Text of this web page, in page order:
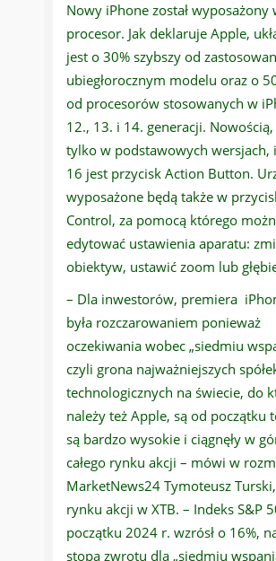
Nowy iPhone został wyposażony
procesor. Jak deklaruje Apple,
jest o 30% szybszy od
ubiegłorocznym modelu oraz o
od procesorów stosowanych w
12., 13. i 14. generacji.
tylko w podstawowych wersjach,
16 jest przycisk Action Button.
wyposażone będą także w
Control, za pomocą którego
edytować ustawienia aparatu:
obiektyw, ustawić zoom lub
– Dla inwestorów, premiera
była rozczarowaniem ponieważ
oczekiwania wobec „siedmiu
czyli grona najważniejszych
technologicznych na świecie, do
należy też Apple, są od początku
są bardzo wysokie i ciągnęły w
całego rynku akcji – mówi w
MarketNews24 Tymoteusz
rynku akcji w XTB. – Indeks S&P
początku 2024 r. wzrósł o 16%,
stopa zwrotu dla „siedmiu